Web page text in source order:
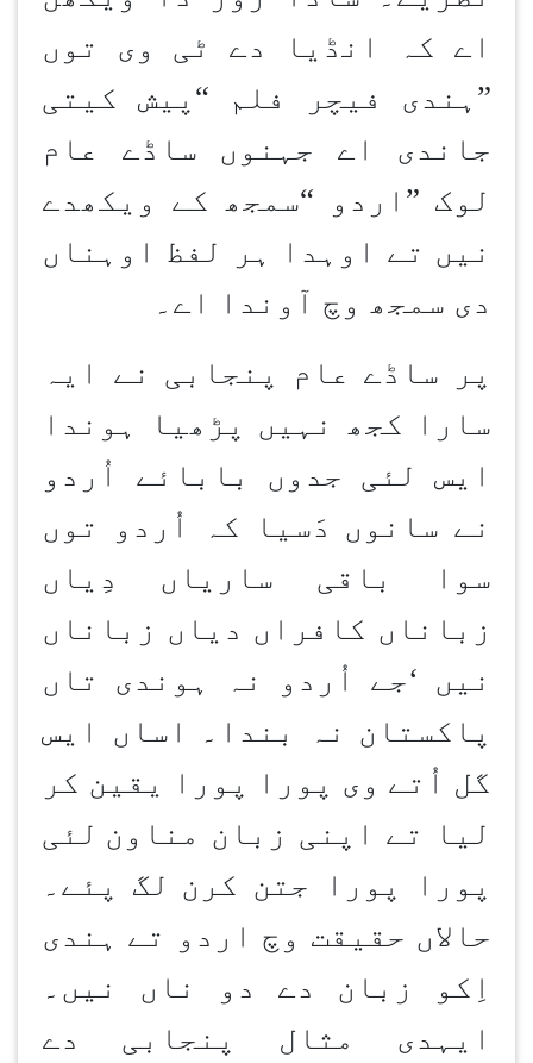
اے کہ انڈیا دے ٹی وی توں
” ہندی فیچر فلم “ پیش کیتی
جاندی اے جہنوں ساڈے عام
لوک ” اردو “سمجھ کے ویکھدے
نیں تے اوہدا ہر لفظ اوہناں
دی سمجھ وچ آوندا اے۔
پر ساڈے عام پنجابی نے ایہ
سارا کجھ نہیں پڑھیا ہوندا
ایس لئی جدوں بابائے اُردو
نے سانوں دَسیا کہ اُردو توں
سوا باقی ساریاں دِیاں
زباناں کافراں دیاں زباناں
نیں ‘جے اُردو نہ ہوندی تاں
پاکستان نہ بندا۔ اساں ایس
گل اُتے وی پورا پورا یقین کر
لیا تے اپنی زبان مناون لئی
پورا پورا جتن کرن لگ پئے۔
حالاں حقیقت وچ اردو تے ہندی
اِکو زبان دے دو ناں نیں۔
ایہدی مثال پنجابی دے